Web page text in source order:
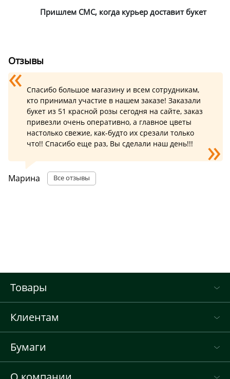
Пришлем СМС, когда курьер доставит букет
Отзывы
Спасибо большое магазину и всем сотрудникам,
кто принимал участие в нашем заказе! Заказали
букет из 51 красной розы сегодня на сайте, заказ
привезли очень оперативно, а главное цветы
настолько свежие, как-будто их срезали только
что!! Спасибо еще раз, Вы сделали наш день!!!
Марина Все отзывы
Товары
Клиентам
Бумаги